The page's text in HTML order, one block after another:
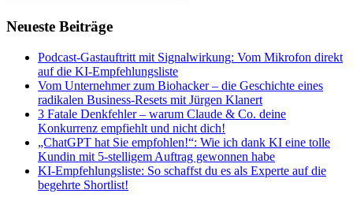
Neueste Beiträge
Podcast-Gastauftritt mit Signalwirkung: Vom Mikrofon direkt
auf die KI-Empfehlungsliste
Vom Unternehmer zum Biohacker – die Geschichte eines
radikalen Business-Resets mit Jürgen Klanert
3 Fatale Denkfehler – warum Claude & Co. deine
Konkurrenz empfiehlt und nicht dich!
„ChatGPT hat Sie empfohlen!“: Wie ich dank KI eine tolle
Kundin mit 5-stelligem Auftrag gewonnen habe
KI-Empfehlungsliste: So schaffst du es als Experte auf die
begehrte Shortlist!